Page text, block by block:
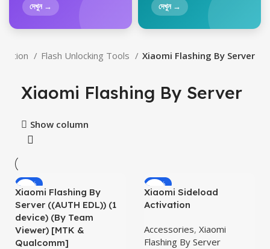
দেখুন → দেখুন →
Flash Unlocking Tools Xiaomi Flashing By Server
Xiaomi Flashing By Server
Show column
-24%
Xiaomi Flashing By
Server ((AUTH EDL)) (1
device) (By Team
Viewer) [MTK &
Qualcomm]
-18%
Xiaomi Sideload
Activation
Accessories, Xiaomi
Flashing By Server